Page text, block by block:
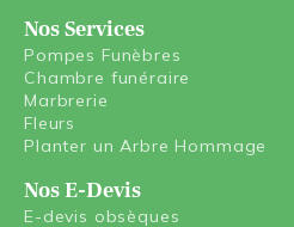
Nos Services
Pompes Funèbres
Chambre funéraire
Marbrerie
Fleurs
Planter un Arbre Hommage
Nos E-Devis
E-devis obsèques